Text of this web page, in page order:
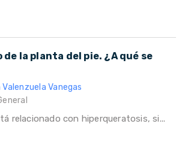
la planta del pie. ¿A qué se
Vanegas
relacionado con hiperqueratosis, si...